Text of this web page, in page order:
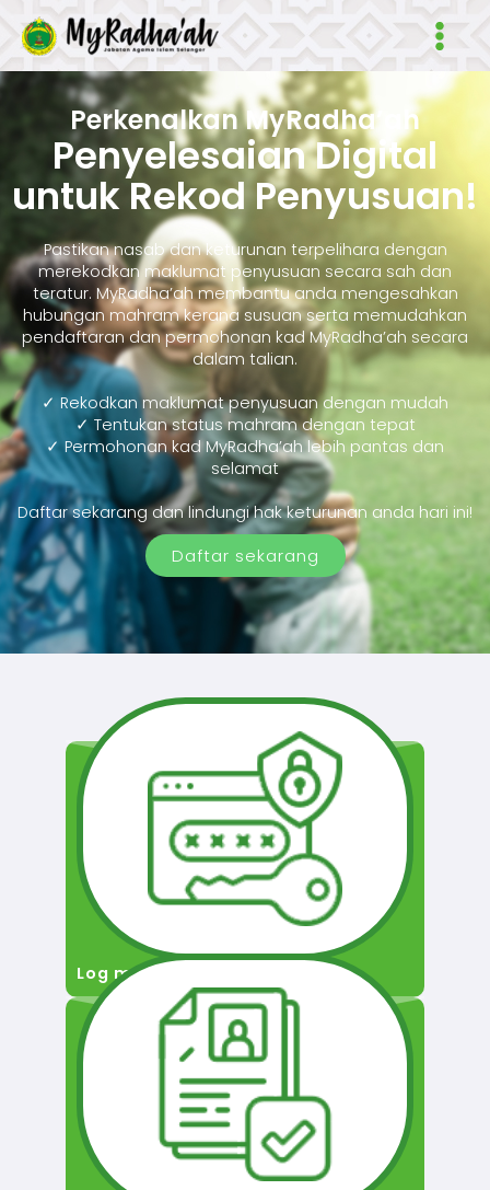
Main
Perkenalkan MyRadha’ah
Penyelesaian Digital
untuk Rekod Penyusuan!
Pastikan nasab dan keturunan terpelihara dengan
merekodkan maklumat penyusuan secara sah dan
teratur. MyRadha’ah membantu anda mengesahkan
hubungan mahram kerana susuan serta memudahkan
pendaftaran dan permohonan kad MyRadha’ah secara
dalam talian.
✓ Rekodkan maklumat penyusuan dengan mudah
✓ Tentukan status mahram dengan tepat
✓ Permohonan kad MyRadha’ah lebih pantas dan
selamat
Daftar sekarang dan lindungi hak keturunan anda hari ini!
Daftar sekarang
Log masuk